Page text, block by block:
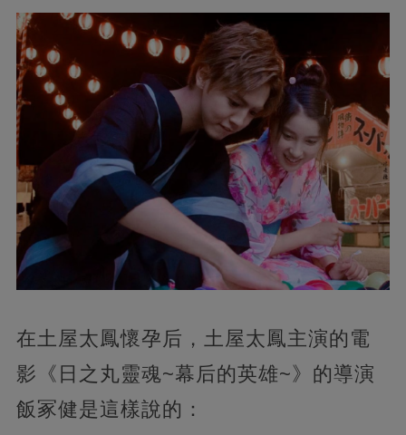
在土屋太鳳懷孕后，土屋太鳳主演的電
影《日之丸靈魂~幕后的英雄~》的導演
飯冢健是這樣說的：